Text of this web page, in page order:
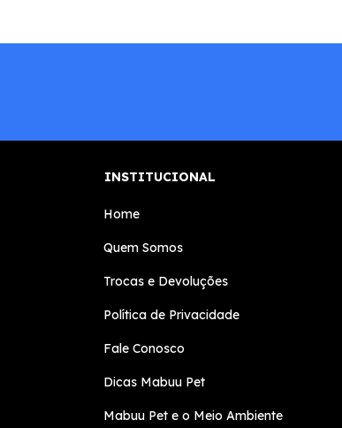
INSTITUCIONAL
Home
Quem Somos
Trocas e Devoluções
Política de Privacidade
Fale Conosco
Dicas Mabuu Pet
Mabuu Pet e o Meio Ambiente